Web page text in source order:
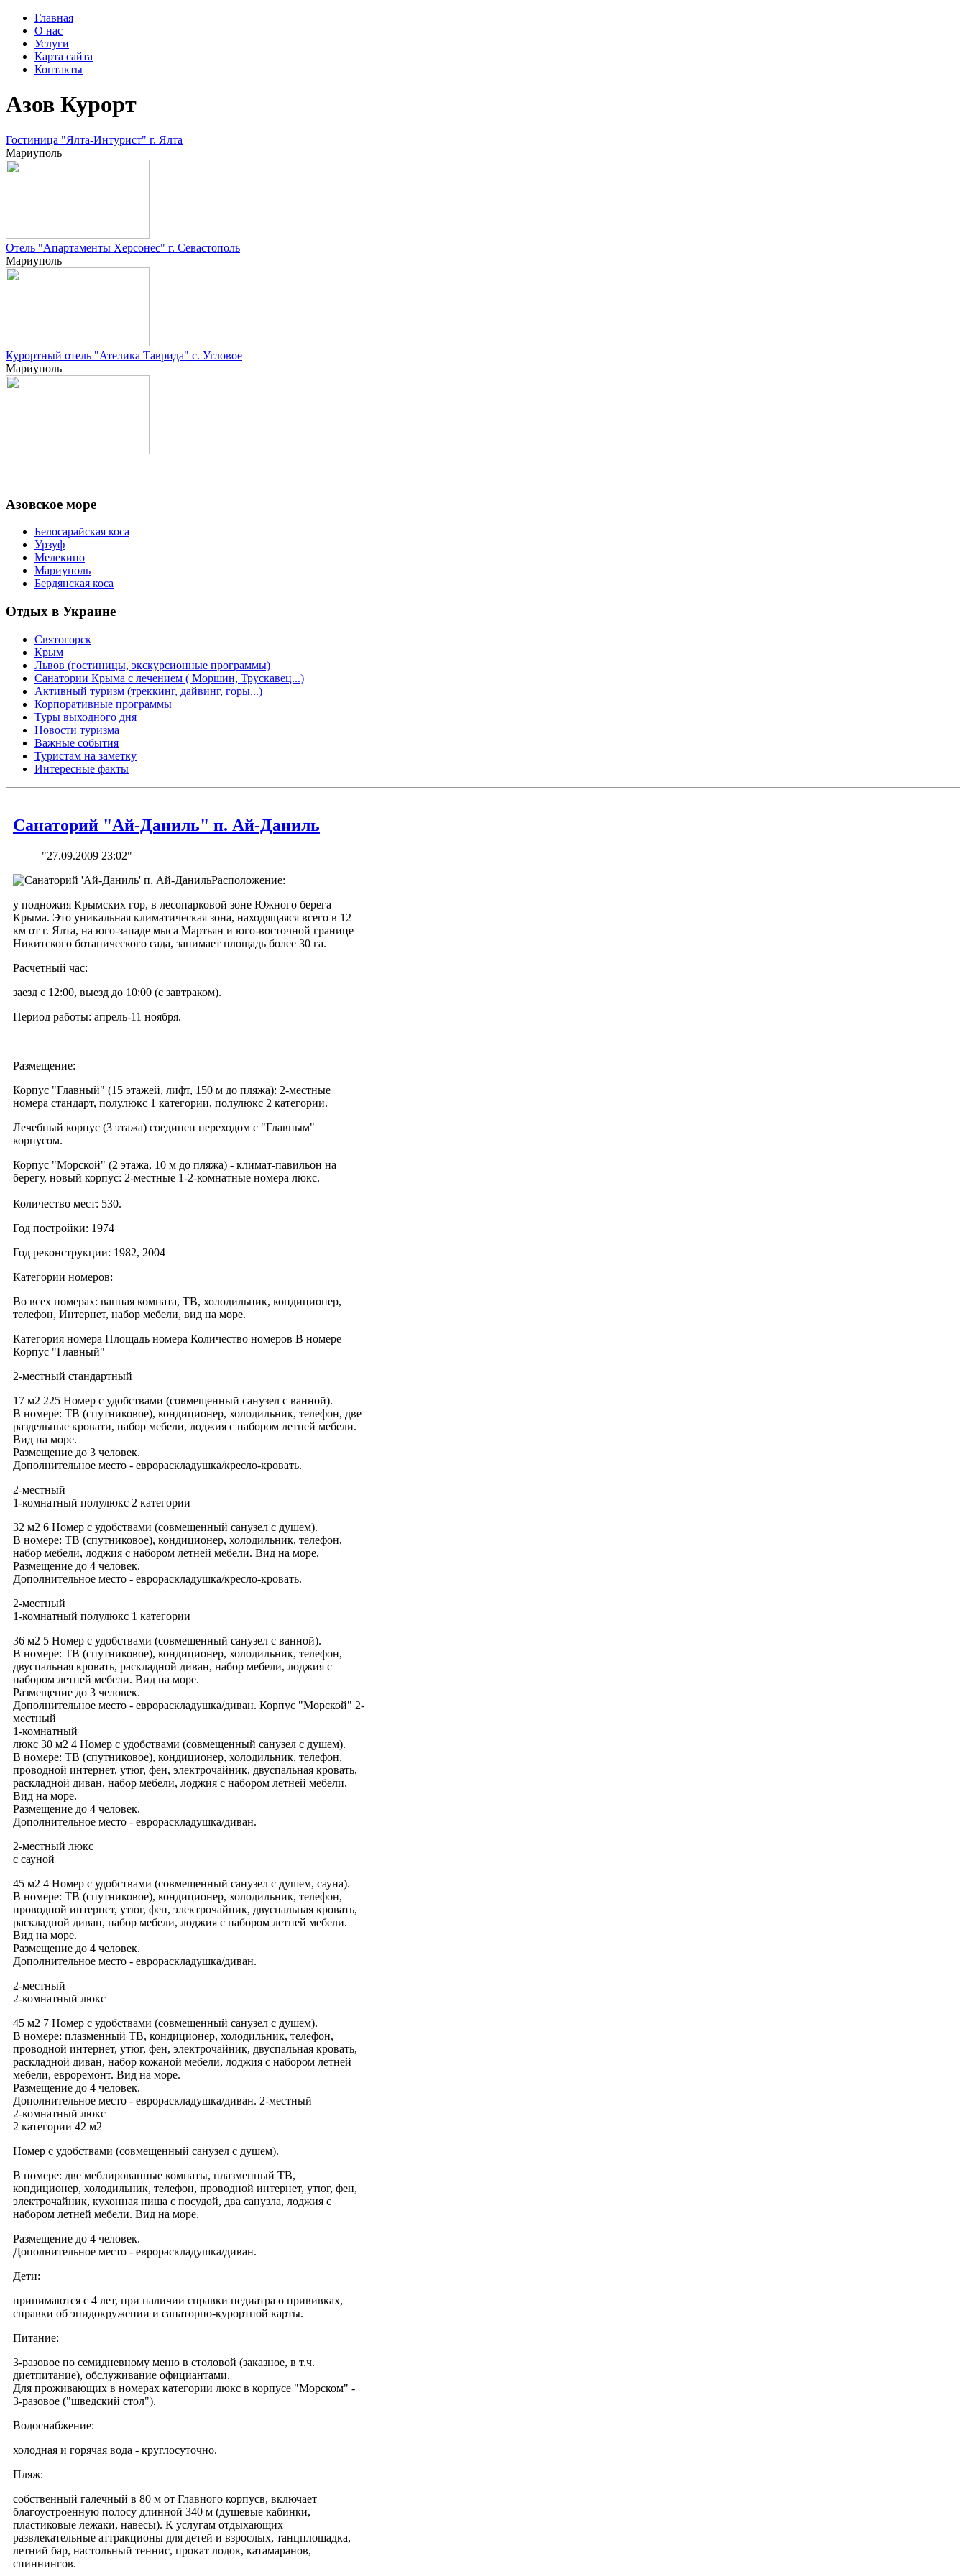
Главная
О нас
Услуги
Карта сайта
Контакты
Азов Курорт
Гостиница "Ялта-Интурист" г. Ялта
Мариуполь
Отель "Апартаменты Херсонес" г. Севастополь
Мариуполь
Курортный отель "Ателика Таврида" с. Угловое
Мариуполь
Азовское море
Белосарайская коса
Урзуф
Мелекино
Мариуполь
Бердянская коса
Отдых в Украине
Святогорск
Крым
Львов (гостиницы, экскурсионные программы)
Санатории Крыма с лечением ( Моршин, Трускавец...)
Активный туризм (треккинг, дайвинг, горы...)
Корпоративные программы
Туры выходного дня
Новости туризма
Важные события
Туристам на заметку
Интересные факты
Санаторий "Ай-Даниль" п. Ай-Даниль
"27.09.2009 23:02"
Расположение:
у подножия Крымских гор, в лесопарковой зоне Южного берега
Крыма. Это уникальная климатическая зона, находящаяся всего в 12
км от г. Ялта, на юго-западе мыса Мартьян и юго-восточной границе
Никитского ботанического сада, занимает площадь более 30 га.
Расчетный час:
заезд с 12:00, выезд до 10:00 (с завтраком).
Период работы: апрель-11 ноября.
Размещение:
Корпус "Главный" (15 этажей, лифт, 150 м до пляжа): 2-местные
номера стандарт, полулюкс 1 категории, полулюкс 2 категории.
Лечебный корпус (3 этажа) соединен переходом с "Главным"
корпусом.
Корпус "Морской" (2 этажа, 10 м до пляжа) - климат-павильон на
берегу, новый корпус: 2-местные 1-2-комнатные номера люкс.
Количество мест: 530.
Год постройки: 1974
Год реконструкции: 1982, 2004
Категории номеров:
Во всех номерах: ванная комната, ТВ, холодильник, кондиционер,
телефон, Интернет, набор мебели, вид на море.
Категория номера Площадь номера Количество номеров В номере
Корпус "Главный"
2-местный стандартный
17 м2 225 Номер с удобствами (совмещенный санузел с ванной).
В номере: ТВ (спутниковое), кондиционер, холодильник, телефон, две
раздельные кровати, набор мебели, лоджия с набором летней мебели.
Вид на море.
Размещение до 3 человек.
Дополнительное место - еврораскладушка/кресло-кровать.
2-местный
1-комнатный полулюкс 2 категории
32 м2 6 Номер с удобствами (совмещенный санузел с душем).
В номере: ТВ (спутниковое), кондиционер, холодильник, телефон,
набор мебели, лоджия с набором летней мебели. Вид на море.
Размещение до 4 человек.
Дополнительное место - еврораскладушка/кресло-кровать.
2-местный
1-комнатный полулюкс 1 категории
36 м2 5 Номер с удобствами (совмещенный санузел с ванной).
В номере: ТВ (спутниковое), кондиционер, холодильник, телефон,
двуспальная кровать, раскладной диван, набор мебели, лоджия с
набором летней мебели. Вид на море.
Размещение до 3 человек.
Дополнительное место - еврораскладушка/диван. Корпус "Морской" 2-
местный
1-комнатный
люкс 30 м2 4 Номер с удобствами (совмещенный санузел с душем).
В номере: ТВ (спутниковое), кондиционер, холодильник, телефон,
проводной интернет, утюг, фен, электрочайник, двуспальная кровать,
раскладной диван, набор мебели, лоджия с набором летней мебели.
Вид на море.
Размещение до 4 человек.
Дополнительное место - еврораскладушка/диван.
2-местный люкс
с сауной
45 м2 4 Номер с удобствами (совмещенный санузел с душем, сауна).
В номере: ТВ (спутниковое), кондиционер, холодильник, телефон,
проводной интернет, утюг, фен, электрочайник, двуспальная кровать,
раскладной диван, набор мебели, лоджия с набором летней мебели.
Вид на море.
Размещение до 4 человек.
Дополнительное место - еврораскладушка/диван.
2-местный
2-комнатный люкс
45 м2 7 Номер с удобствами (совмещенный санузел с душем).
В номере: плазменный ТВ, кондиционер, холодильник, телефон,
проводной интернет, утюг, фен, электрочайник, двуспальная кровать,
раскладной диван, набор кожаной мебели, лоджия с набором летней
мебели, евроремонт. Вид на море.
Размещение до 4 человек.
Дополнительное место - еврораскладушка/диван. 2-местный
2-комнатный люкс
2 категории 42 м2
Номер с удобствами (совмещенный санузел с душем).
В номере: две меблированные комнаты, плазменный ТВ,
кондиционер, холодильник, телефон, проводной интернет, утюг, фен,
электрочайник, кухонная ниша с посудой, два санузла, лоджия с
набором летней мебели. Вид на море.
Размещение до 4 человек.
Дополнительное место - еврораскладушка/диван.
Дети:
принимаются с 4 лет, при наличии справки педиатра о прививках,
справки об эпидокружении и санаторно-курортной карты.
Питание:
3-разовое по семидневному меню в столовой (заказное, в т.ч.
диетпитание), обслуживание официантами.
Для проживающих в номерах категории люкс в корпусе "Морском" -
3-разовое ("шведский стол").
Водоснабжение:
холодная и горячая вода - круглосуточно.
Пляж:
собственный галечный в 80 м от Главного корпусв, включает
благоустроенную полосу длинной 340 м (душевые кабинки,
пластиковые лежаки, навесы). К услугам отдыхающих
развлекательные аттракционы для детей и взрослых, танцплощадка,
летний бар, настольный теннис, прокат лодок, катамаранов,
спиннингов.